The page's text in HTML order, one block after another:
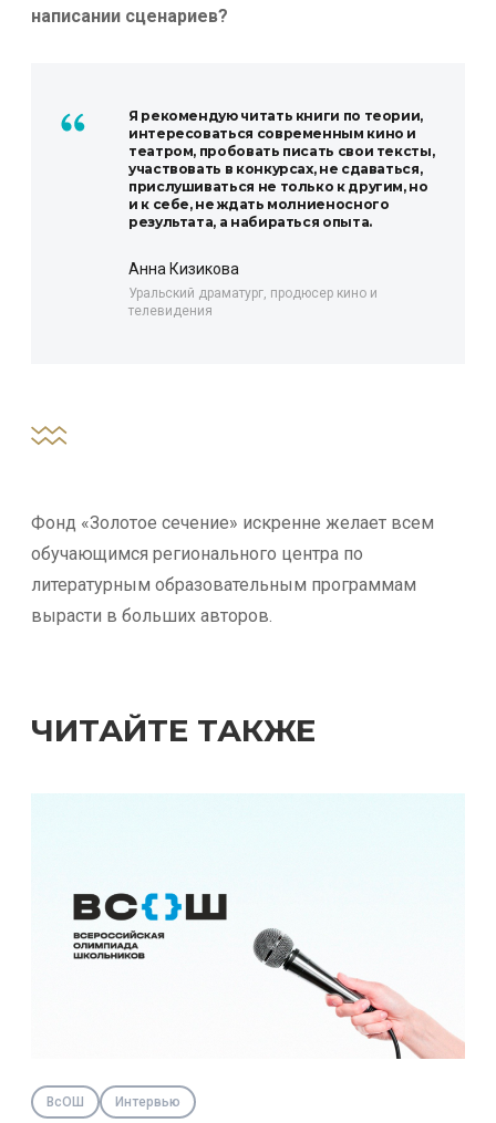
написании сценариев?
Я рекомендую читать книги по теории,
интересоваться современным кино и
театром, пробовать писать свои тексты,
участвовать в конкурсах, не сдаваться,
прислушиваться не только к другим, но
и к себе, не ждать молниеносного
результата, а набираться опыта.
Анна Кизикова
Уральский драматург, продюсер кино и
телевидения
Фонд «Золотое сечение» искренне желает всем
обучающимся регионального центра по
литературным образовательным программам
вырасти в больших авторов.
ЧИТАЙТЕ ТАКЖЕ
ВсОШ Интервью